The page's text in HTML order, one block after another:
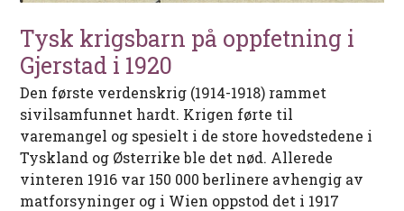
Tysk krigsbarn på oppfetning i
Gjerstad i 1920
Den første verdenskrig (1914-1918) rammet
sivilsamfunnet hardt. Krigen førte til
varemangel og spesielt i de store hovedstedene i
Tyskland og Østerrike ble det nød. Allerede
vinteren 1916 var 150 000 berlinere avhengig av
matforsyninger og i Wien oppstod det i 1917